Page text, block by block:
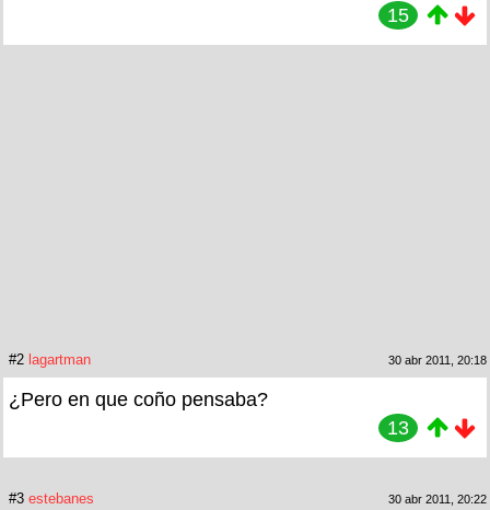
15
#2 lagartman 30 abr 2011, 20:18
¿Pero en que coño pensaba?
13
#3 estebanes 30 abr 2011, 20:22